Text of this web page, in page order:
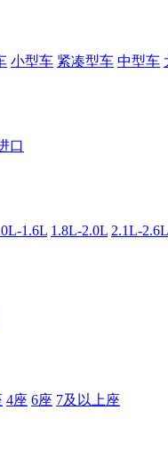
小型车 紧凑型车 中型车
口
1.6L 1.8L-2.0L 2.1L-2.6L
4座 6座 7及以上座